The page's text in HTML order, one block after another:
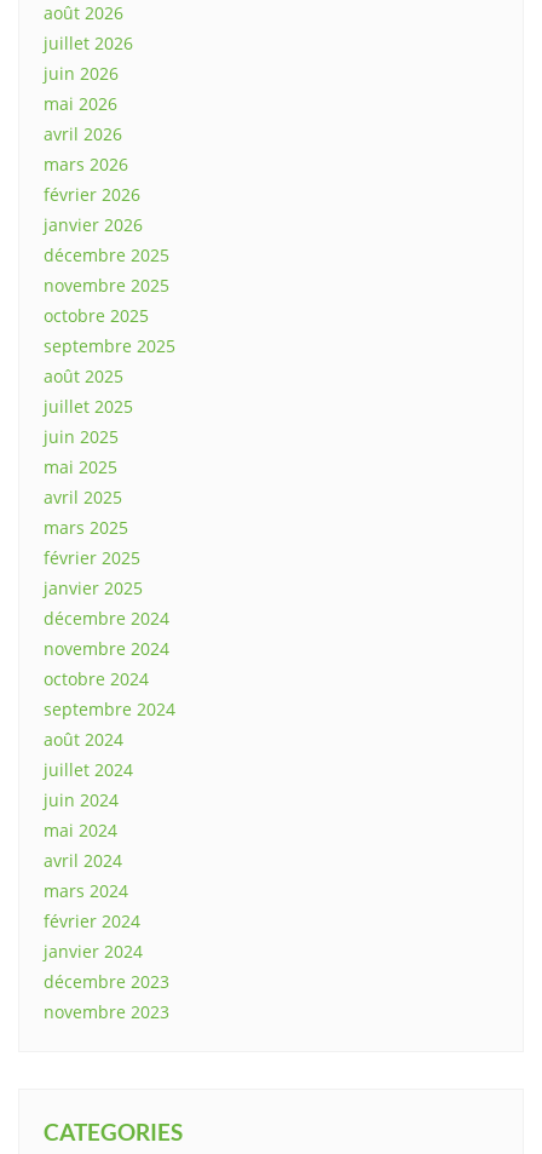
août 2026
juillet 2026
juin 2026
mai 2026
avril 2026
mars 2026
février 2026
janvier 2026
décembre 2025
novembre 2025
octobre 2025
septembre 2025
août 2025
juillet 2025
juin 2025
mai 2025
avril 2025
mars 2025
février 2025
janvier 2025
décembre 2024
novembre 2024
octobre 2024
septembre 2024
août 2024
juillet 2024
juin 2024
mai 2024
avril 2024
mars 2024
février 2024
janvier 2024
décembre 2023
novembre 2023
CATEGORIES